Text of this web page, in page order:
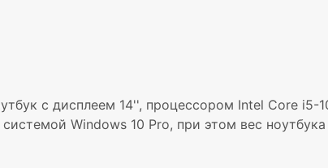
с дисплеем 14'', процессором Intel Core i5-
Windows 10 Pro, при этом вес ноутбука